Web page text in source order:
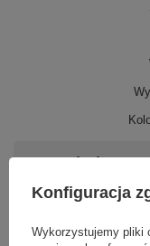
Potrzebujesz
Zadaj pytanie a my
najciekawsze pytania i
Konfiguracja
Wykorzystujemy pliki